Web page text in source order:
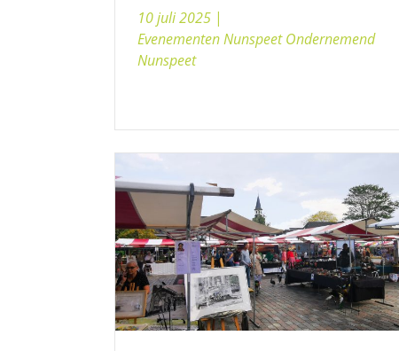
10 juli 2025 |
Evenementen Nunspeet Ondernemend
Nunspeet